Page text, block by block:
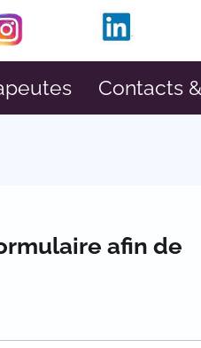
Contacts
afin de